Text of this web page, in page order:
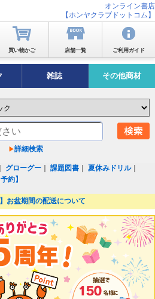
オンライン書店
【ホンヤクラブドットコム】
買い物かご 店舗一覧 ご利用ガイド
雑誌 その他商材
詳細検索
グローグー ｜課題図書 ｜夏休みドリル｜
約】
】お盆期間の配送について